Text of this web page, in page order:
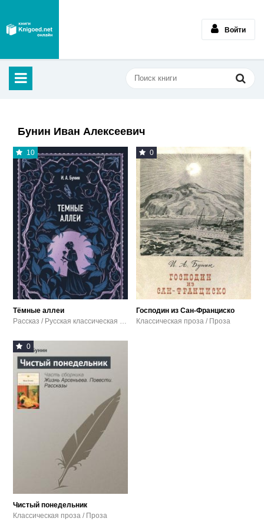
Войти
Бунин Иван Алексеевич
10
Тёмные аллеи
Рассказ / Русская классическая проза / Проза
0
Господин из Сан-Франциско
Классическая проза / Проза
0
Чистый понедельник
Классическая проза / Проза